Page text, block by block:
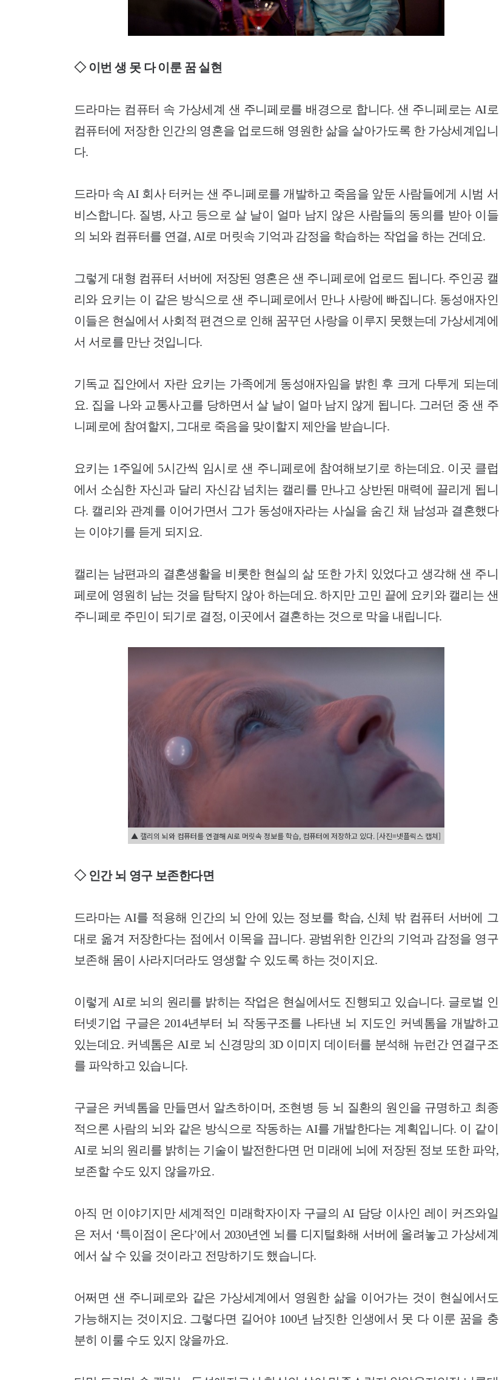
◇ 이번 생 못 다 이룬 꿈 실현
드라마는 컴퓨터 속 가상세계 샌 주니페로를 배경으로 합니다. 샌 주니페로는 AI로
컴퓨터에 저장한 인간의 영혼을 업로드해 영원한 삶을 살아가도록 한 가상세계입니
다.
드라마 속 AI 회사 터커는 샌 주니페로를 개발하고 죽음을 앞둔 사람들에게 시범 서
비스합니다. 질병, 사고 등으로 살 날이 얼마 남지 않은 사람들의 동의를 받아 이들
의 뇌와 컴퓨터를 연결, AI로 머릿속 기억과 감정을 학습하는 작업을 하는 건데요.
그렇게 대형 컴퓨터 서버에 저장된 영혼은 샌 주니페로에 업로드 됩니다. 주인공 캘
리와 요키는 이 같은 방식으로 샌 주니페로에서 만나 사랑에 빠집니다. 동성애자인
이들은 현실에서 사회적 편견으로 인해 꿈꾸던 사랑을 이루지 못했는데 가상세계에
서 서로를 만난 것입니다.
기독교 집안에서 자란 요키는 가족에게 동성애자임을 밝힌 후 크게 다투게 되는데
요. 집을 나와 교통사고를 당하면서 살 날이 얼마 남지 않게 됩니다. 그러던 중 샌 주
니페로에 참여할지, 그대로 죽음을 맞이할지 제안을 받습니다.
요키는 1주일에 5시간씩 임시로 샌 주니페로에 참여해보기로 하는데요. 이곳 클럽
에서 소심한 자신과 달리 자신감 넘치는 캘리를 만나고 상반된 매력에 끌리게 됩니
다. 캘리와 관계를 이어가면서 그가 동성애자라는 사실을 숨긴 채 남성과 결혼했다
는 이야기를 듣게 되지요.
캘리는 남편과의 결혼생활을 비롯한 현실의 삶 또한 가치 있었다고 생각해 샌 주니
페로에 영원히 남는 것을 탐탁지 않아 하는데요. 하지만 고민 끝에 요키와 캘리는 샌
주니페로 주민이 되기로 결정, 이곳에서 결혼하는 것으로 막을 내립니다.
▲ 캘리의 뇌와 컴퓨터를 연결해 AI로 머릿속 정보를 학습, 컴퓨터에 저장하고 있다. [사진=넷플릭스 캡쳐]
◇ 인간 뇌 영구 보존한다면
드라마는 AI를 적용해 인간의 뇌 안에 있는 정보를 학습, 신체 밖 컴퓨터 서버에 그
대로 옮겨 저장한다는 점에서 이목을 끕니다. 광범위한 인간의 기억과 감정을 영구
보존해 몸이 사라지더라도 영생할 수 있도록 하는 것이지요.
이렇게 AI로 뇌의 원리를 밝히는 작업은 현실에서도 진행되고 있습니다. 글로벌 인
터넷기업 구글은 2014년부터 뇌 작동구조를 나타낸 뇌 지도인 커넥톰을 개발하고
있는데요. 커넥톰은 AI로 뇌 신경망의 3D 이미지 데이터를 분석해 뉴런간 연결구조
를 파악하고 있습니다.
구글은 커넥톰을 만들면서 알츠하이머, 조현병 등 뇌 질환의 원인을 규명하고 최종
적으론 사람의 뇌와 같은 방식으로 작동하는 AI를 개발한다는 계획입니다. 이 같이
AI로 뇌의 원리를 밝히는 기술이 발전한다면 먼 미래에 뇌에 저장된 정보 또한 파악,
보존할 수도 있지 않을까요.
아직 먼 이야기지만 세계적인 미래학자이자 구글의 AI 담당 이사인 레이 커즈와일
은 저서 ‘특이점이 온다’에서 2030년엔 뇌를 디지털화해 서버에 올려놓고 가상세계
에서 살 수 있을 것이라고 전망하기도 했습니다.
어쩌면 샌 주니페로와 같은 가상세계에서 영원한 삶을 이어가는 것이 현실에서도
가능해지는 것이지요. 그렇다면 길어야 100년 남짓한 인생에서 못 다 이룬 꿈을 충
분히 이룰 수도 있지 않을까요.